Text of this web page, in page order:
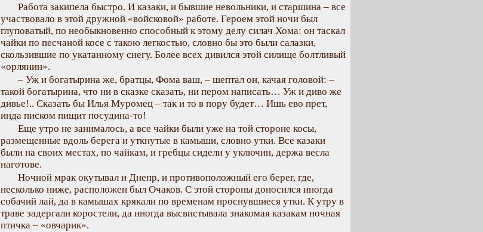
Работа закипела быстро. И казаки, и бывшие невольники, и старшина – все
участвовало в этой дружной «войсковой» работе. Героем этой ночи был
глуповатый, по необыкновенно способный к этому делу силач Хома: он таскал
чайки по песчаной косе с такою легкостью, словно бы это были салазки,
скользившие по укатанному снегу. Более всех дивился этой силище болтливый
«орлянин».
– Уж и богатырина же, братцы, Фома ваш, – шептал он, качая головой: –
такой богатырина, что ни в сказке сказать, ни пером написать… Уж и диво же
дивье!.. Сказать бы Илья Муромец – так и то в пору будет… Ишь ево прет,
инда писком пищит посудина-то!
Еще утро не занималось, а все чайки были уже на той стороне косы,
размещенные вдоль берега и уткнутые в камыши, словно утки. Все казаки
были на своих местах, по чайкам, и гребцы сидели у уключин, держа весла
наготове.
Ночной мрак окутывал и Днепр, и противоположный его берег, где,
несколько ниже, расположен был Очаков. С этой стороны доносился иногда
собачий лай, да в камышах крякали по временам проснувшиеся утки. К утру в
траве задергали коростели, да иногда высвистывала знакомая казакам ночная
птичка – «овчарик».